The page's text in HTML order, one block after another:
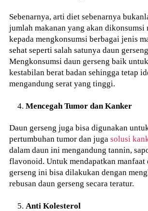
Sebenarnya, arti diet sebenarnya
jumlah makanan yang akan dikonsumsi
kepada mengkonsumsi berbagai jenis
sehat seperti salah satunya daun
Mengkonsumsi daun gerseng baik
kestabilan berat badan sehingga tetap
mengandung serat yang tinggi.
Mencegah Tumor dan Kanker
Daun gerseng juga bisa digunakan
pertumbuhan tumor dan jugasolusi
dalam daun ini mengandung tannin,
flavonoid. Untuk mendapatkan manfaat
gerseng ini bisa dilakukan dengan
rebusan daun gerseng secara teratur.
Anti Kolesterol